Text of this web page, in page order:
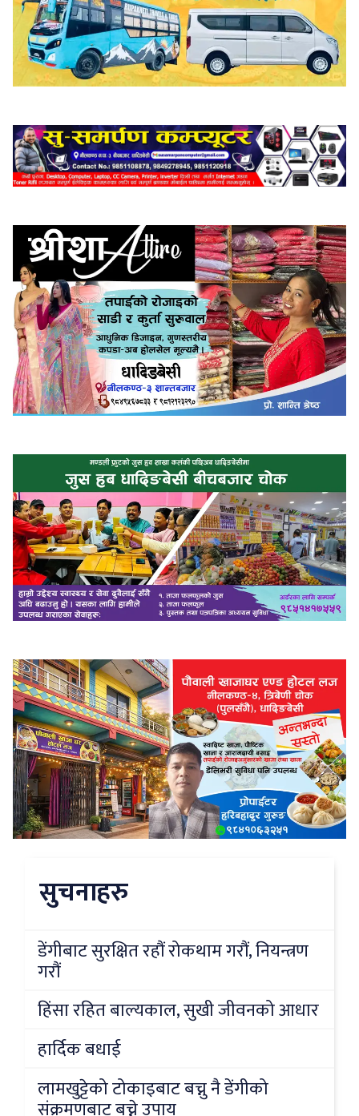
सुचनाहरु
डेंगीबाट सुरक्षित रहौं रोकथाम गरौं, नियन्त्रण
गरौं
हिंसा रहित बाल्यकाल, सुखी जीवनको आधार
हार्दिक बधाई
लामखुट्टेको टोकाइबाट बच्नु नै डेंगीको
संक्रमणबाट बच्ने उपाय